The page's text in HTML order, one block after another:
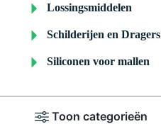
Lossingsmiddelen
Schilderijen en Dragers
Siliconen voor mallen
Toon categorieën